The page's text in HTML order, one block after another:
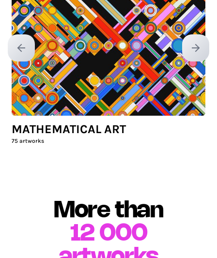
Previous slide Next
MATHEMATICAL ART
75 artworks
More than
12 000